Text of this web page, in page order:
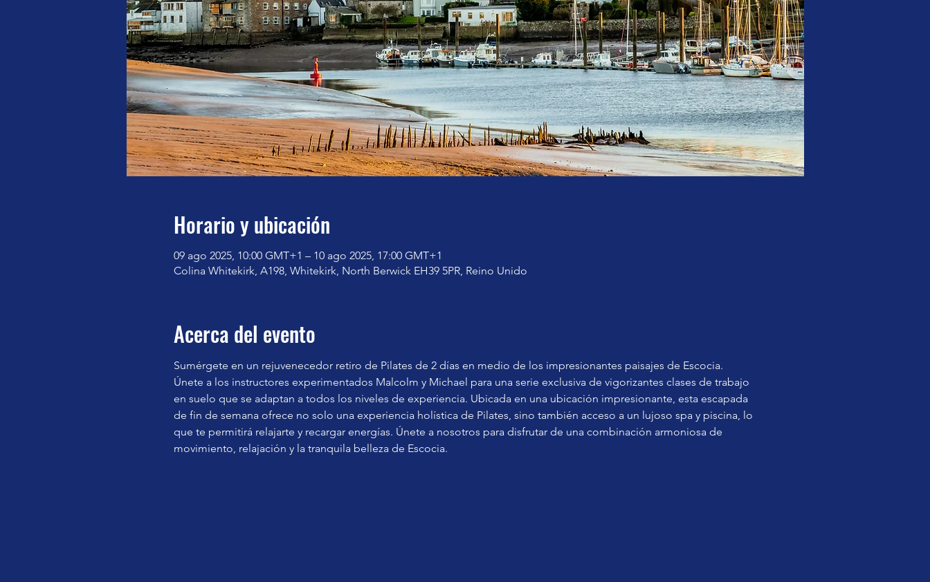
Horario y ubicación
09 ago 2025, 10:00 GMT+1 – 10 ago 2025, 17:00 GMT+1
Colina Whitekirk, A198, Whitekirk, North Berwick EH39 5PR, Reino Unido
Acerca del evento
Sumérgete en un rejuvenecedor retiro de Pilates de 2 días en medio de los impresionantes paisajes de Escocia.
Únete a los instructores experimentados Malcolm y Michael para una serie exclusiva de vigorizantes clases de trabajo
en suelo que se adaptan a todos los niveles de experiencia. Ubicada en una ubicación impresionante, esta escapada
de fin de semana ofrece no solo una experiencia holística de Pilates, sino también acceso a un lujoso spa y piscina, lo
que te permitirá relajarte y recargar energías. Únete a nosotros para disfrutar de una combinación armoniosa de
movimiento, relajación y la tranquila belleza de Escocia.